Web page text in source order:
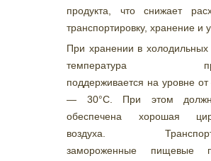
продукта, что снижает
транспортировку, хранение и
При хранении в холодильных
температура
поддерживается на уровне
— 30°С. При этом
обеспечена хорошая
воздуха.
замороженные пищевые